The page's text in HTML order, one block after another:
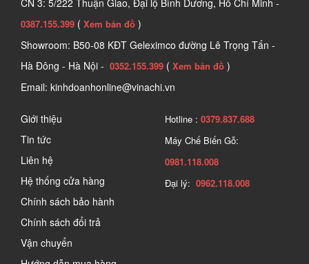
0387.155.399 ( Xem bản đồ )
Showroom: B50-08 KĐT Geleximco đường Lê Trọng Tấn -
Hà Đông - Hà Nội - 0352.155.399 ( Xem bản đồ )
Email: kinhdoanhonline@vinachi.vn
Giới thiệu
Tin tức
Liên hệ
Hệ thống cửa hàng
Chính sách bảo hành
Chính sách đổi trả
Vận chuyển
Hotline : 0379.837.688
Máy Chế Biến Gỗ:
0981.118.008
Đại lý: 0962.118.008